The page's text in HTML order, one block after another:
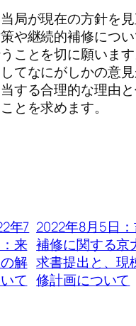
局が現在の方針を
や継続的補修につ
ことを切に願いま
てなにがしかの意
する合理的な理由
とを求めます。
年7
来
解
て
2022年8月5日
補修に関する京
求書提出と、現
修計画について